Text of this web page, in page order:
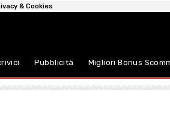
& Cookies
Pubblicità Migliori Bonus